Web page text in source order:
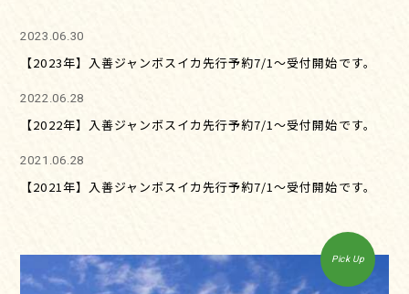
2023.06.30
【2023年】入善ジャンボスイカ先行予約7/1～受付開始です。
2022.06.28
【2022年】入善ジャンボスイカ先行予約7/1～受付開始です。
2021.06.28
【2021年】入善ジャンボスイカ先行予約7/1～受付開始です。
Pick Up